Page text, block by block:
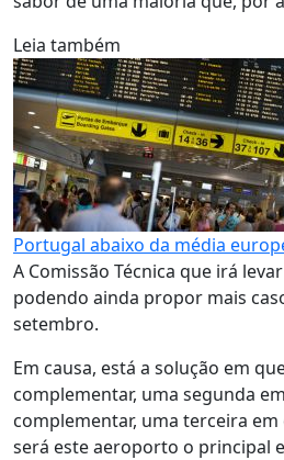
Leia também
Portugal abaixo da média
A Comissão Técnica que irá
podendo ainda propor mais
setembro.
Em causa, está a solução em
complementar, uma segunda
complementar, uma terceira
será este aeroporto o principal